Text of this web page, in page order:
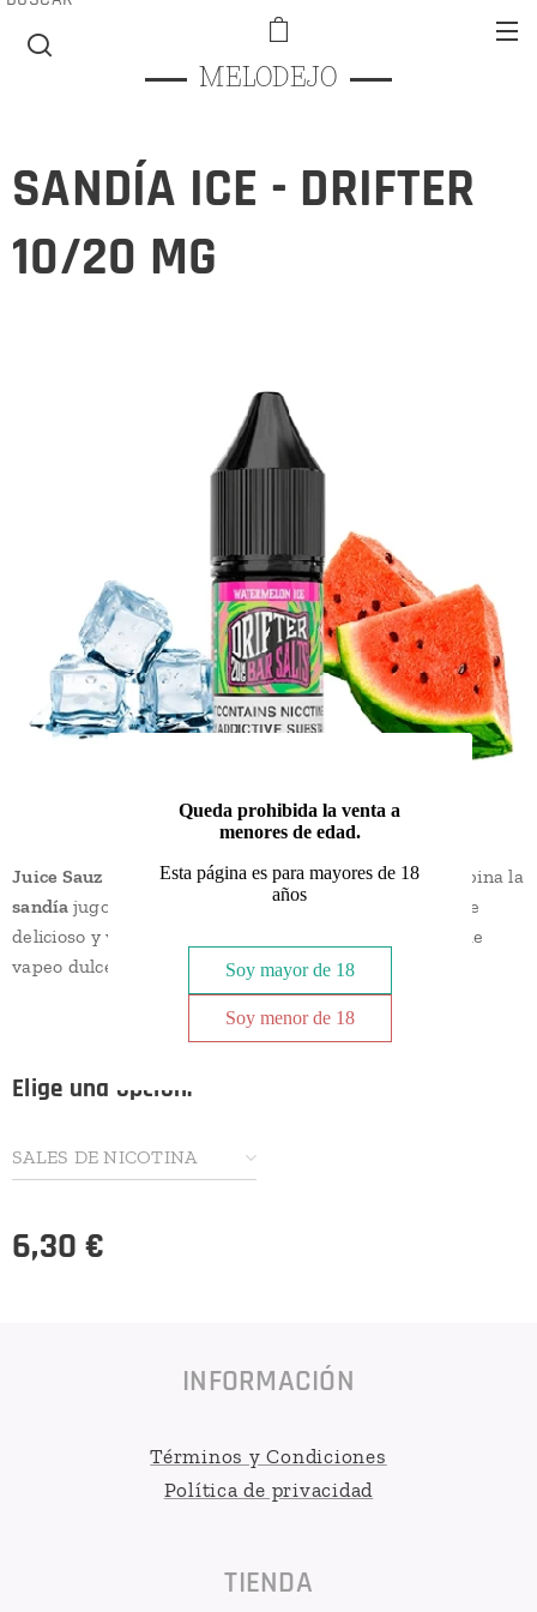
MELODEJO
SANDÍA ICE - DRIFTER
10/20 MG
Juice Sauz Drifter Bar Watermelon Ice. Su sabor combina la
sandía jugosa con un acabado helado
, creando un vape
delicioso y vigorizante. Proporciona una experiencia de
vapeo dulce y refrescante
Elige una opción:
SALES DE NICOTINA
6,30 €
INFORMACIÓN
Términos y Condiciones
Política de privacidad
TIENDA
Queda prohibida la venta a
menores de edad.
Esta página es para mayores de 18
años
Soy mayor de 18
Soy menor de 18